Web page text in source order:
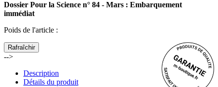
Dossier Pour la Science n° 84 - Mars : Embarquement
immédiat
Poids de l'article :
-->
Description
Détails du produit